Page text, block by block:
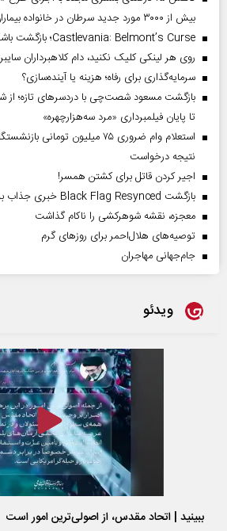
بیش از ۳۰۰۰ مورد جدید سرطان در خانواده بیماران
Castlevania: Belmont’s Curse؛ بازگشت باشکوه شکارچیان خون‌آشام
روی هر لینکی کلیک نکنید، دام کلاهبرداران
سرمایه‌گذاری برای رفاه؛ هزینه یا آینده‌سازی؟
بازگشت مسعود شصت‌چی با دردسر‌های تازه؛ از
تا پایان فیلمبرداری «مرد سه‌هزارچهره»
استعلام وام ضروری ۷۵ میلیون
نتیجه درخواست
اجیر کردن قاتل برای کشتن همسر!
بازگشت Black Flag Resynced خبری جذاب برای دوستداران بازی
معجزه، نقشه شوهرکشی را ناکام گذاشت
توصیه‌های هلال‌احمر برای روز‌های گرم
جام‌جهانی مهاجران
ویدئو
ببینید | اتحاد مقدس، از اصولی‌ترین امور است